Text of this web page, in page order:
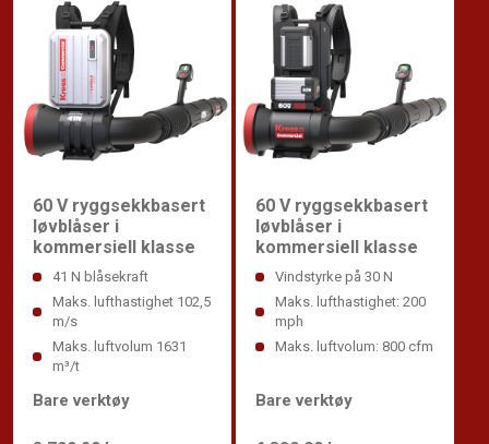
60 V ryggsekkbasert
løvblåser i
kommersiell klasse
41 N blåsekraft
Maks. lufthastighet 102,5
m/s
Maks. luftvolum 1631
m³/t
Bare verktøy
60 V ryggsekkbasert
løvblåser i
kommersiell klasse
Vindstyrke på 30 N
Maks. lufthastighet: 200
mph
Maks. luftvolum: 800 cfm
Bare verktøy